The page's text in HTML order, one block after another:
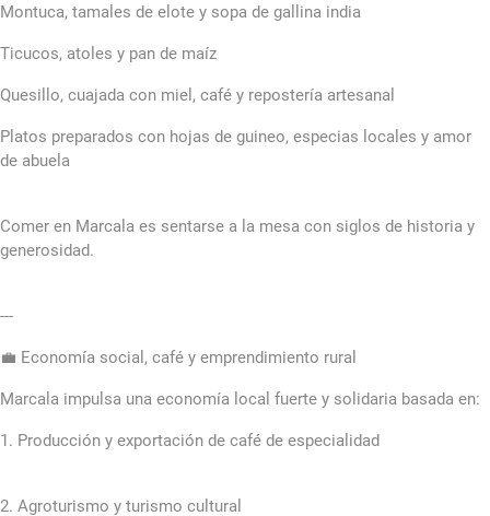
Montuca, tamales de elote y sopa de gallina india
Ticucos, atoles y pan de maíz
Quesillo, cuajada con miel, café y repostería artesanal
Platos preparados con hojas de guineo, especias locales y amor
de abuela
Comer en Marcala es sentarse a la mesa con siglos de historia y
generosidad.
---
💼 Economía social, café y emprendimiento rural
Marcala impulsa una economía local fuerte y solidaria basada en:
1. Producción y exportación de café de especialidad
2. Agroturismo y turismo cultural